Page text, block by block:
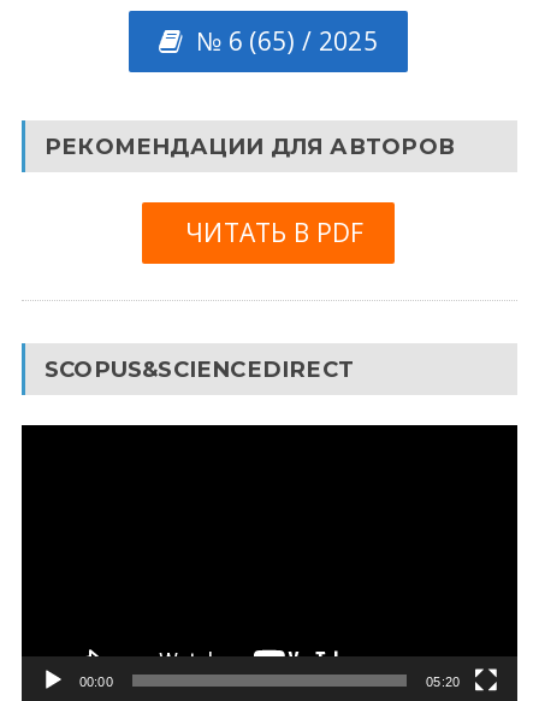
№ 6 (65) / 2025
РЕКОМЕНДАЦИИ ДЛЯ АВТОРОВ
ЧИТАТЬ В PDF
SCOPUS&SCIENCEDIRECT
00:00 05:20